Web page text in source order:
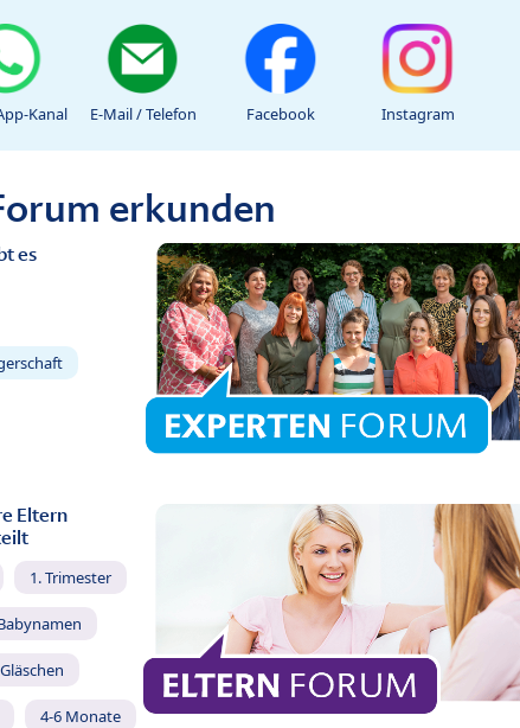
Kanal E-Mail / Telefon Facebook Instagram
erkunden
es
Eltern
1. Trimester
4-6 Monate